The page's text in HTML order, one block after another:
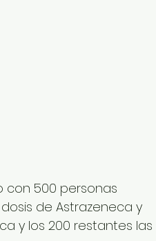
con 500 personas
de Astrazeneca y
y los 200 restantes las